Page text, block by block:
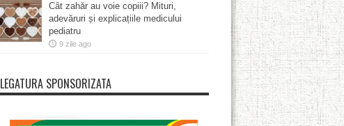
Cât zahăr au voie copiii? Mituri,
adevăruri și explicațiile medicului
pediatru
9 zile ago
LEGATURA SPONSORIZATA